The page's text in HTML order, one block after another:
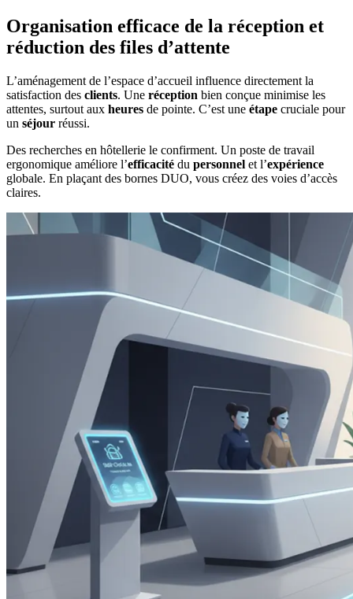
Organisation efficace de la réception et
réduction des files d’attente
L’aménagement de l’espace d’accueil influence directement la
satisfaction des clients. Une réception bien conçue minimise les
attentes, surtout aux heures de pointe. C’est une étape cruciale pour
un séjour réussi.
Des recherches en hôtellerie le confirment. Un poste de travail
ergonomique améliore l’efficacité du personnel et l’expérience
globale. En plaçant des bornes DUO, vous créez des voies d’accès
claires.